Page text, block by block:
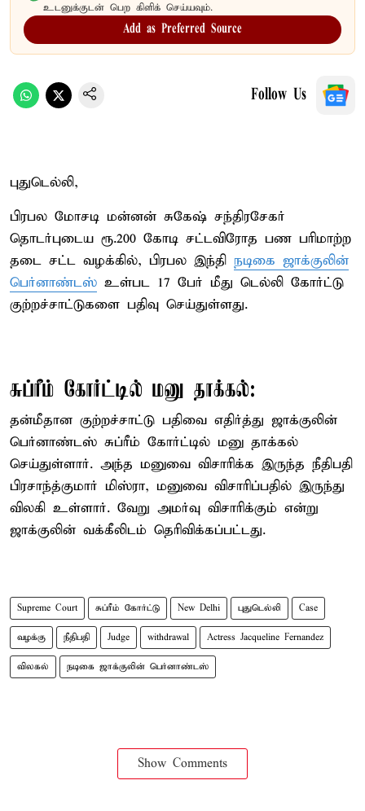
உடனுக்குடன் பெற கிளிக் செய்யவும்.
Add as Preferred Source
Follow Us
புதுடெல்லி,
பிரபல மோசடி மன்னன் சுகேஷ் சந்திரசேகர்
தொடர்புடைய ரூ.200 கோடி சட்டவிரோத பண பரிமாற்ற
தடை சட்ட வழக்கில், பிரபல இந்தி நடிகை ஜாக்குலின்
பெர்னாண்டஸ் உள்பட 17 பேர் மீது டெல்லி கோர்ட்டு
குற்றச்சாட்டுகளை பதிவு செய்துள்ளது.
சுப்ரீம் கோர்ட்டில் மனு தாக்கல்:
தன்மீதான குற்றச்சாட்டு பதிவை எதிர்த்து ஜாக்குலின்
பெர்னாண்டஸ் சுப்ரீம் கோர்ட்டில் மனு தாக்கல்
செய்துள்ளார். அந்த மனுவை விசாரிக்க இருந்த நீதிபதி
பிரசாந்த்குமார் மிஸ்ரா, மனுவை விசாரிப்பதில் இருந்து
விலகி உள்ளார். வேறு அமர்வு விசாரிக்கும் என்று
ஜாக்குலின் வக்கீலிடம் தெரிவிக்கப்பட்டது.
Supreme Court சுப்ரீம் கோர்ட்டு New Delhi புதுடெல்லி Case
வழக்கு நீதிபதி Judge withdrawal Actress Jacqueline Fernandez
விலகல் நடிகை ஜாக்குலின் பெர்னாண்டஸ்
Show Comments